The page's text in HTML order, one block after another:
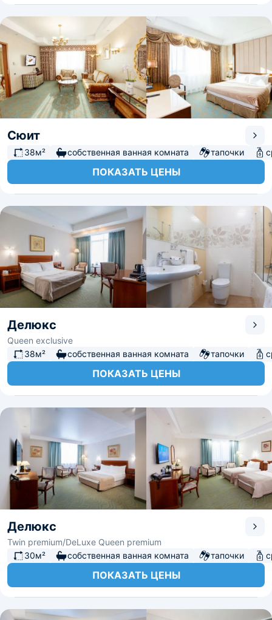
Сюит
38м² собственная ванная комната тапочки
ПОКАЗАТЬ ЦЕНЫ
Делюкс
Queen exclusive
38м²
собственная ванная комната тапочки
ПОКАЗАТЬ ЦЕНЫ
Делюкс
Twin premium/DeLuxe Queen premium
30м²
собственная ванная комната тапочки
ПОКАЗАТЬ ЦЕНЫ